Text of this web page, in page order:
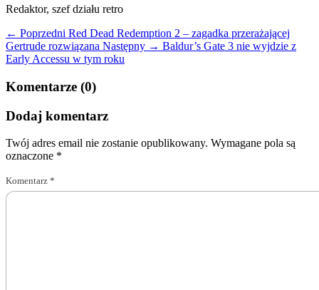
Redaktor, szef działu retro
← Poprzedni Red Dead Redemption 2 – zagadka przerażającej
Gertrude rozwiązana Następny → Baldur’s Gate 3 nie wyjdzie z
Early Accessu w tym roku
Komentarze (0)
Dodaj komentarz
Twój adres email nie zostanie opublikowany. Wymagane pola są
oznaczone *
Komentarz *